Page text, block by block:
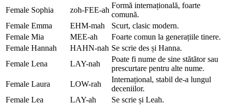
Female Sophia zoh-FEE-ah
Formă internațională, foarte
comună.
Female Emma EHM-mah
Scurt, clasic modern.
Female Mia MEE-ah
Foarte comun la generațiile tinere.
Female Hannah HAHN-nah Se scrie des și Hanna.
Female Lena LAY-nah
Poate fi nume de sine stătător sau
prescurtare pentru alte nume.
Female Laura LOW-rah
Internațional, stabil de-a lungul
deceniilor.
Female Lea LAY-ah Se scrie și Leah.